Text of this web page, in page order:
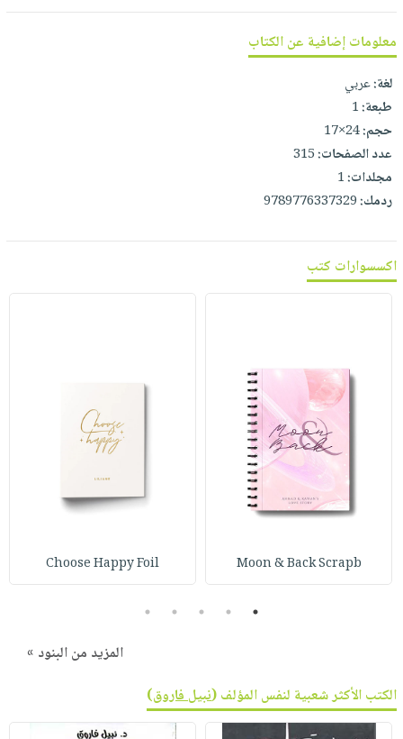
نيل
وفرات
كتابك
تواصل
معنا
معلومات إضافية عن الكتاب
لغة:عربي
طبعة:1
حجم:24×17
عدد الصفحات:315
مجلدات:1
ردمك:9789776337329
اكسسوارات كتب
Moon & Back Scrapb
Choose Happy Foil
1
2
3
4
5
المزيد من البنود »
الكتب الأكثر شعبية لنفس المؤلف (نبيل فاروق)